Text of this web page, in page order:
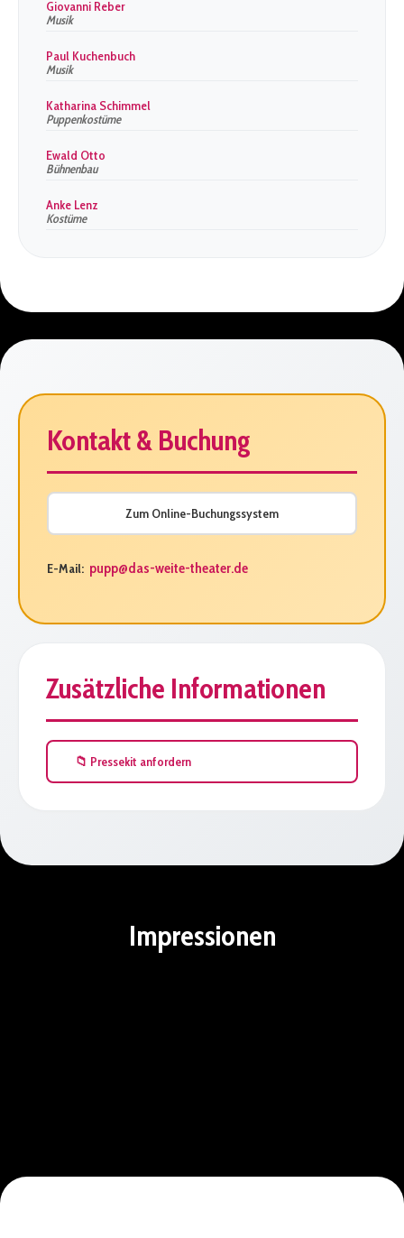
Giovanni Reber
Musik
Paul Kuchenbuch
Musik
Katharina Schimmel
Puppenkostüme
Ewald Otto
Bühnenbau
Anke Lenz
Kostüme
Kontakt & Buchung
Zum Online-Buchungssystem
E-Mail: pupp@das-weite-theater.de
Zusätzliche Informationen
📁 Pressekit anfordern
Impressionen